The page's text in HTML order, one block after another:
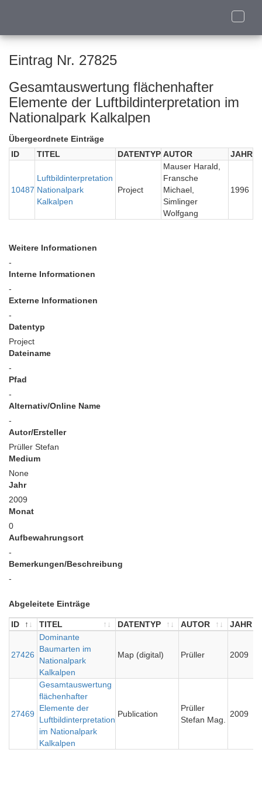
Toggle
Eintrag Nr. 27825
Gesamtauswertung flächenhafter
Elemente der Luftbildinterpretation im
Nationalpark Kalkalpen
Übergeordnete Einträge
ID
TITEL DATENTYP AUTOR JAHR
10487
Luftbildinterpretation
Nationalpark
Kalkalpen
Project
Mauser Harald,
Fransche
Michael,
Simlinger
Wolfgang
1996
Weitere Informationen
-
Interne Informationen
-
Externe Informationen
-
Datentyp
Project
Dateiname
-
Pfad
-
Alternativ/Online Name
-
Autor/Ersteller
Prüller Stefan
Medium
None
Jahr
2009
Monat
0
Aufbewahrungsort
-
Bemerkungen/Beschreibung
-
Abgeleitete Einträge
ID TITEL DATENTYP AUTOR
JAHR
TITEL
27426
Dominante
Baumarten im
Nationalpark
Kalkalpen
Map (digital) Prüller 2009
27469
Gesamtauswertung
flächenhafter
Elemente der
Luftbildinterpretation
im Nationalpark
Kalkalpen
Publication
Prüller
Stefan Mag.
2009